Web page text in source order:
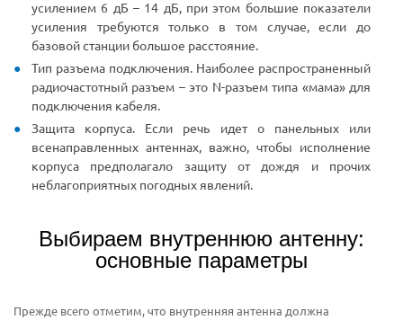
усилением 6 дБ – 14 дБ, при этом большие показатели
усиления требуются только в том случае, если до
базовой станции большое расстояние.
Тип разъема подключения. Наиболее распространенный
радиочастотный разъем – это N-разъем типа «мама» для
подключения кабеля.
Защита корпуса. Если речь идет о панельных или
всенаправленных антеннах, важно, чтобы исполнение
корпуса предполагало защиту от дождя и прочих
неблагоприятных погодных явлений.
Выбираем внутреннюю антенну:
основные параметры
Прежде всего отметим, что внутренняя антенна должна